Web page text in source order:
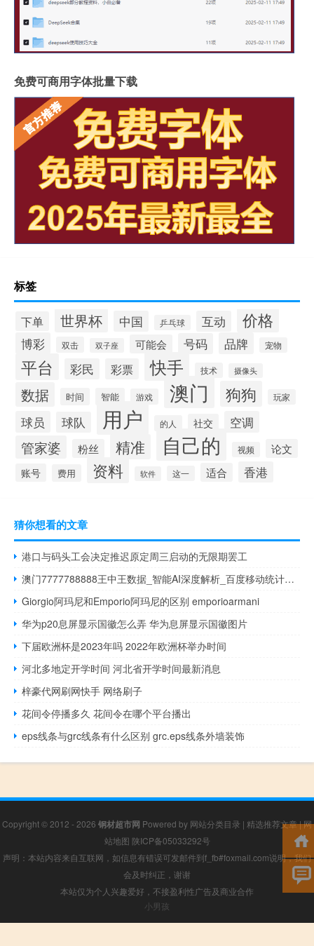
免费可商用字体批量下载
标签
下单 世界杯 中国 乒乓球 互动 价格
博彩 双击 双子座 可能会 号码 品牌 宠物
平台 彩民 彩票 快手 技术 摄像头
数据 时间 智能 游戏 澳门 狗狗 玩家
球员 球队 用户 的人 社交 空调
管家婆 粉丝 精准 自己的 视频 论文
账号 费用 资料 软件 这一 适合 香港
猜你想看的文章
港口与码头工会决定推迟原定周三启动的无限期罢工
澳门7777788888王中王数据_智能AI深度解析_百度移动统计版.213.1.676
Giorgio阿玛尼和Emporio阿玛尼的区别 emporioarmani
华为p20息屏显示国徽怎么弄 华为息屏显示国徽图片
下届欧洲杯是2023年吗 2022年欧洲杯举办时间
河北多地定开学时间 河北省开学时间最新消息
梓豪代网刷网快手 网络刷子
花间令停播多久 花间令在哪个平台播出
eps线条与grc线条有什么区别 grc.eps线条外墙装饰
Copyright © 2012 - 2026 钢材超市网 Powered by 网站分类目录 | 精选推荐文章|网
站地图 陕ICP备05033292号
声明：本站内容来自互联网，如信息有错误可发邮件到f_fb#foxmail.com说明，我们
会及时纠正，谢谢
本站仅为个人兴趣爱好，不接盈利性广告及商业合作
小男孩